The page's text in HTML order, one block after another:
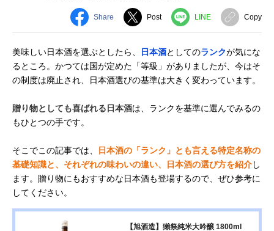
Share Post LINE Copy
美味しい日本酒を選ぶとしたら、 日本酒としてのランクが気にな
るところ。かつては国が定めた「等級」がありましたが、今はそ
の制度は廃止され、日本酒選びの基準は大きく変わっています。
贈り物としても喜ばれる日本酒は、ランクを基準に選んでみるの
もひとつの手です。
そこでこの記事では、
日本酒の「ランク」とも言える特定名称の
基礎知識と、それぞれの味わいの違い、日本酒の選び方を紹介し
ます。贈り物にもおすすめな日本酒も登場するので、ぜひ参考に
してください。
【旭酒造】獺祭純米大吟醸 1800ml